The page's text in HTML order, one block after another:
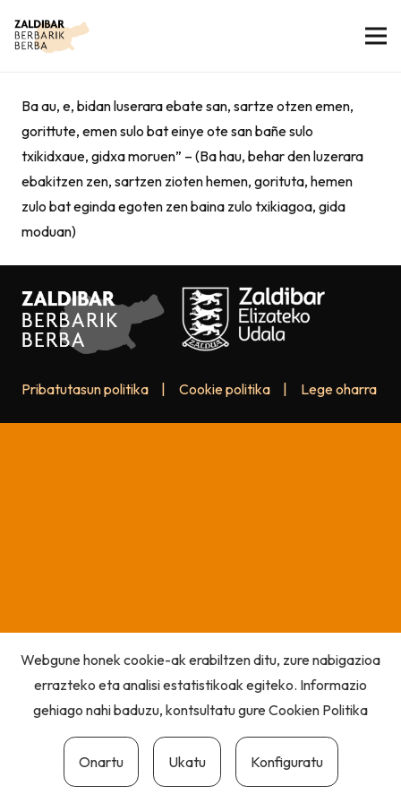
Ba au, e, bidan luserara ebate san, sartze otzen emen,
gorittute, emen sulo bat einye ote san bañe sulo
txikidxaue, gidxa moruen” – (Ba hau, behar den luzerara
ebakitzen zen, sartzen zioten hemen, gorituta, hemen
zulo bat eginda egoten zen baina zulo txikiagoa, gida
moduan)
Pribatutasun politika Cookie politika Lege oharra
Webgune honek cookie-ak erabiltzen ditu, zure nabigazioa
errazteko eta analisi estatistikoak egiteko. Informazio
gehiago nahi baduzu, kontsultatu gureCookien Politika
Onartu Ukatu Konfiguratu